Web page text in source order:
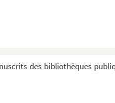
des bibliothèques